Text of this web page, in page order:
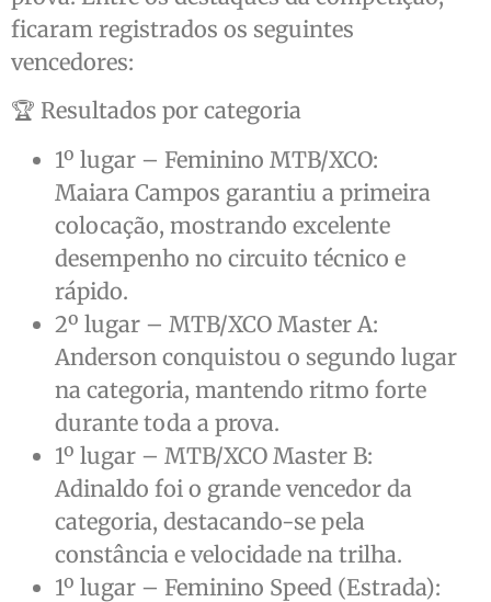
ficaram registrados os seguintes
vencedores:
🏆 Resultados por categoria
1º lugar – Feminino MTB/XCO:
Maiara Campos garantiu a primeira
colocação, mostrando excelente
desempenho no circuito técnico e
rápido.
2º lugar – MTB/XCO Master A:
Anderson conquistou o segundo lugar
na categoria, mantendo ritmo forte
durante toda a prova.
1º lugar – MTB/XCO Master B:
Adinaldo foi o grande vencedor da
categoria, destacando-se pela
constância e velocidade na trilha.
1º lugar – Feminino Speed (Estrada):